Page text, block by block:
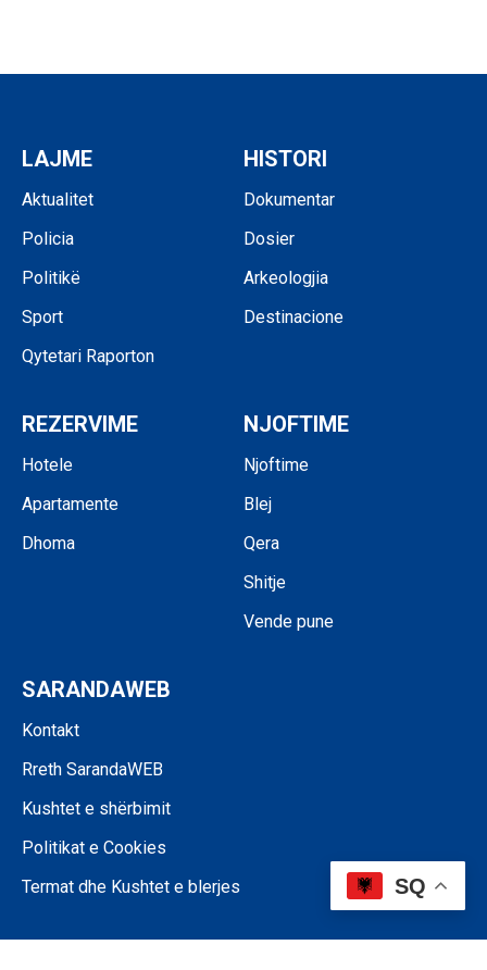
LAJME
Aktualitet
Policia
Politikë
Sport
Qytetari Raporton
HISTORI
Dokumentar
Dosier
Arkeologjia
Destinacione
REZERVIME
Hotele
Apartamente
Dhoma
NJOFTIME
Njoftime
Blej
Qera
Shitje
Vende pune
SARANDAWEB
Kontakt
Rreth SarandaWEB
Kushtet e shërbimit
Politikat e Cookies
Termat dhe Kushtet e blerjes
SQ